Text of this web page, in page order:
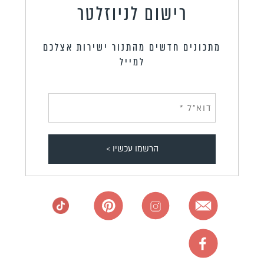
רישום לניוזלטר
מתכונים חדשים מהתנור ישירות אצלכם
למייל